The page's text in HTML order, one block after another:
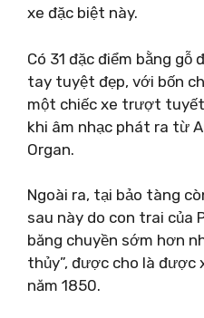
xe đặc biệt này.
Có 31 đặc điểm bằng gỗ
tay tuyệt đẹp, với bốn
một chiếc xe trượt
khi âm nhạc phát ra từ
Organ.
Ngoài ra, tại bảo tàng
sau này do con trai của
băng chuyền sớm hơn
thủy”, được cho là được
năm 1850.